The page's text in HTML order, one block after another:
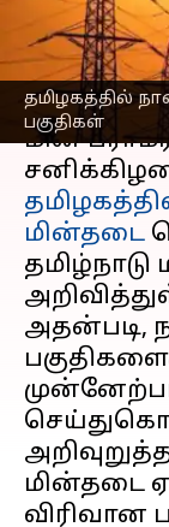
தமிழகத்தில்
பகுதிகள்
எழுதியவர் Sekar
செய்தி
மின்
மின்தடை
தமிழ்நாடு
அதன்படி,
மின்தடை